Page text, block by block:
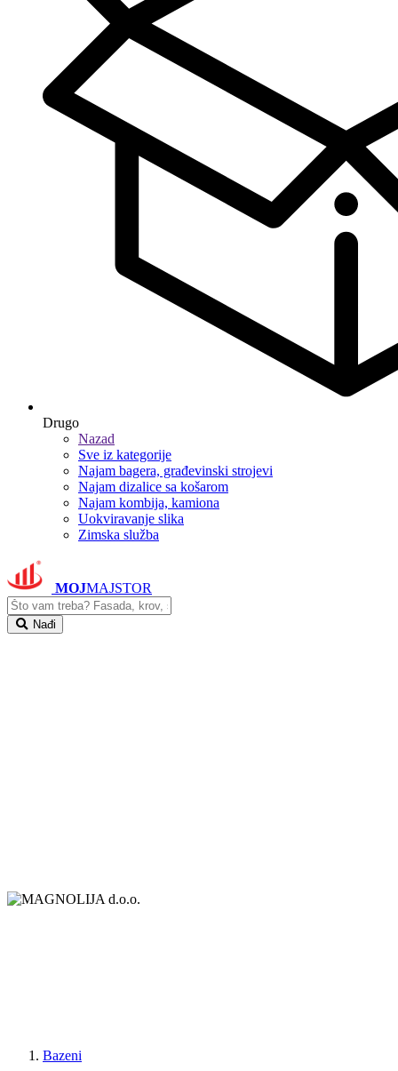
Drugo
Nazad
Sve iz kategorije
Najam bagera, građevinski strojevi
Najam dizalice sa košarom
Najam kombija, kamiona
Uokviravanje slika
Zimska služba
MOJMAJSTOR
Nađi
Bazeni